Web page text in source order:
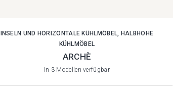
INSELN UND HORIZONTALE KÜHLMÖBEL, HALBHOHE
KÜHLMÖBEL
ARCHÈ
In 3 Modellen verfügbar